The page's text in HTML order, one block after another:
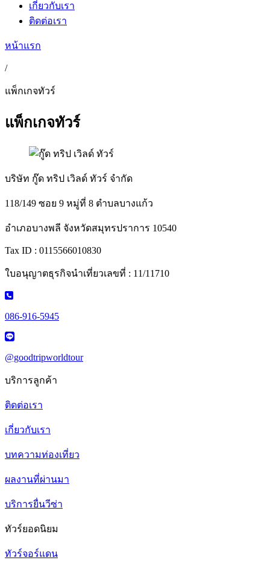
เกี่ยวกับเรา
ติดต่อเรา
หน้าแรก
/
แพ็กเกจทัวร์
แพ็กเกจทัวร์
บริษัท กู๊ด ทริป เวิลด์ ทัวร์ จำกัด
118/149 ซอย 9 หมู่ที่ 8 ตำบลบางแก้ว
อำเภอบางพลี จังหวัดสมุทรปราการ 10540
Tax ID : 0115566010830
ใบอนุญาตธุรกิจนำเที่ยวเลขที่ : 11/11710
086-916-5945
@goodtripworldtour
บริการลูกค้า
ติดต่อเรา
เกี่ยวกับเรา
บทความท่องเที่ยว
ผลงานที่ผ่านมา
บริการยื่นวีซ่า
ทัวร์ยอดนิยม
ทัวร์จอร์แดน